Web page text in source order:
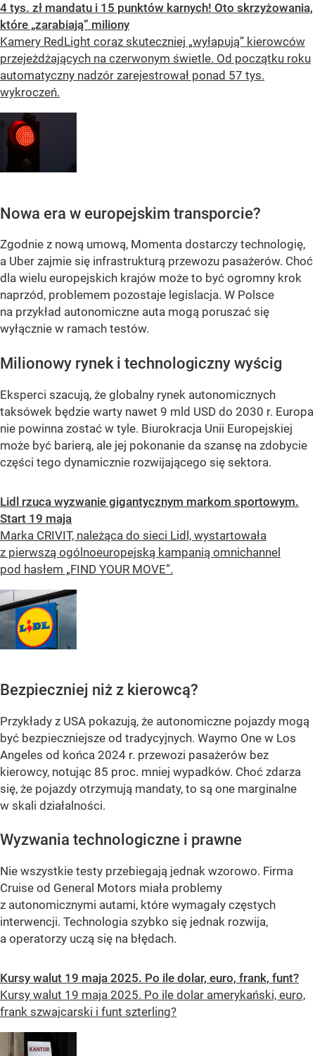
4 tys. zł mandatu i 15 punktów karnych! Oto skrzyżowania,
które „zarabiają” miliony
Kamery RedLight coraz skuteczniej „wyłapują” kierowców
przejeżdżających na czerwonym świetle. Od początku roku
automatyczny nadzór zarejestrował ponad 57 tys.
wykroczeń.
Nowa era w europejskim transporcie?
Zgodnie z nową umową, Momenta dostarczy technologię,
a Uber zajmie się infrastrukturą przewozu pasażerów. Choć
dla wielu europejskich krajów może to być ogromny krok
naprzód, problemem pozostaje legislacja. W Polsce
na przykład autonomiczne auta mogą poruszać się
wyłącznie w ramach testów.
Milionowy rynek i technologiczny wyścig
Eksperci szacują, że globalny rynek autonomicznych
taksówek będzie warty nawet 9 mld USD do 2030 r. Europa
nie powinna zostać w tyle. Biurokracja Unii Europejskiej
może być barierą, ale jej pokonanie da szansę na zdobycie
części tego dynamicznie rozwijającego się sektora.
Lidl rzuca wyzwanie gigantycznym markom sportowym.
Start 19 maja
Marka CRIVIT, należąca do sieci Lidl, wystartowała
z pierwszą ogólnoeuropejską kampanią omnichannel
pod hasłem „FIND YOUR MOVE”.
Bezpieczniej niż z kierowcą?
Przykłady z USA pokazują, że autonomiczne pojazdy mogą
być bezpieczniejsze od tradycyjnych. Waymo One w Los
Angeles od końca 2024 r. przewozi pasażerów bez
kierowcy, notując 85 proc. mniej wypadków. Choć zdarza
się, że pojazdy otrzymują mandaty, to są one marginalne
w skali działalności.
Wyzwania technologiczne i prawne
Nie wszystkie testy przebiegają jednak wzorowo. Firma
Cruise od General Motors miała problemy
z autonomicznymi autami, które wymagały częstych
interwencji. Technologia szybko się jednak rozwija,
a operatorzy uczą się na błędach.
Kursy walut 19 maja 2025. Po ile dolar, euro, frank, funt?
Kursy walut 19 maja 2025. Po ile dolar amerykański, euro,
frank szwajcarski i funt szterling?